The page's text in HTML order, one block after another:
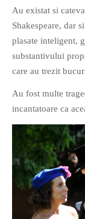
Au existat si
Shakespeare, dar
plasate inteligent,
substantivului
care au trezit
Au fost multe
incantatoare ca